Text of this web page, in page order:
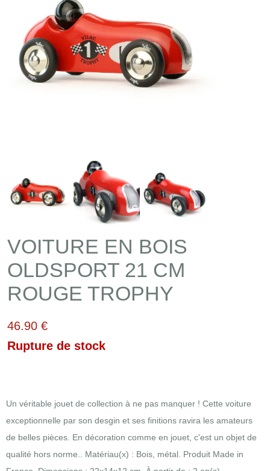
VOITURE EN BOIS
OLDSPORT 21 CM
ROUGE TROPHY
46.90 €
Rupture de stock
Un véritable jouet de collection à ne pas manquer ! Cette voiture
exceptionnelle par son desgin et ses finitions ravira les amateurs
de belles pièces. En décoration comme en jouet, c'est un objet de
qualité hors norme.. Matériau(x) : Bois, métal. Produit Made in